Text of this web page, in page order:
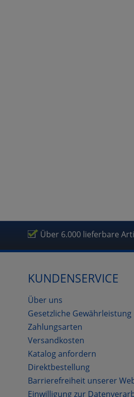
Über 6.000 lieferbare
KUNDENSERVICE
Über uns
Gesetzliche Gewährleistung
Zahlungsarten
Versandkosten
Katalog anfordern
Direktbestellung
Barrierefreiheit unserer
Einwilligung zur